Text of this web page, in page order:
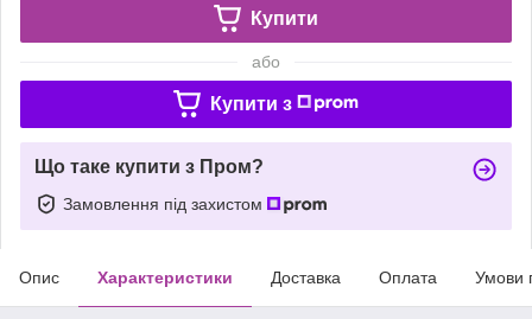
Купити
або
Купити з
Що таке купити з Пром?
Замовлення під захистом
Опис Характеристики Доставка Оплата Умови